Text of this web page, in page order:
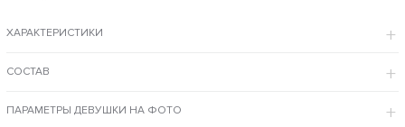
вечернего выхода ансамбль можно дополнить пушистым кардиганом или
свитером со спущенными плечиками – получится чувственный и
женщинам с разной формой фигуры.
ХАРАКТЕРИСТИКИ
СОСТАВ
ПАРАМЕТРЫ ДЕВУШКИ НА ФОТО